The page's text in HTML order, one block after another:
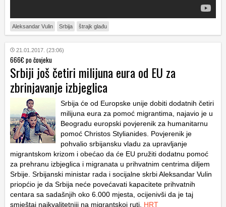
Aleksandar Vulin Srbija štrajk glađu
21.01.2017. (23:06)
666€ po čovjeku
Srbiji još četiri milijuna eura od EU za
zbrinjavanje izbjeglica
Srbija će od Europske unije dobiti dodatnih četiri
milijuna eura za pomoć migrantima, najavio je u
Beogradu europski povjerenik za humanitarnu
pomoć Christos Stylianides. Povjerenik je
pohvalio srbijansku vladu za upravljanje
migrantskom krizom i obećao da će EU pružiti dodatnu pomoć
za prehranu izbjeglica i migranata u prihvatnim centrima diljem
Srbije. Srbijanski ministar rada i socijalne skrbi Aleksandar Vulin
priopćio je da Srbija neće povećavati kapacitete prihvatnih
centara sa sadašnjih oko 6.000 mjesta, ocijenivši da je taj
smještaj najkvalitetniji na migrantskoj ruti. HRT